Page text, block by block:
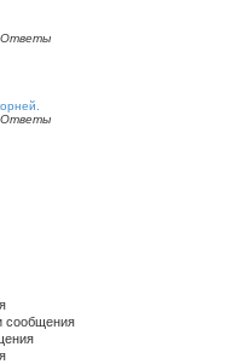
Ответы
Ответы
сообщения